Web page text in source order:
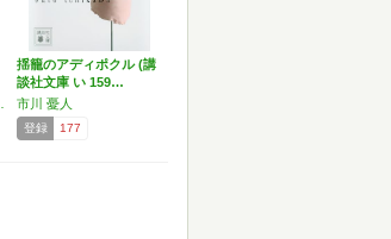
揺籠のアディポクル (講
談社文庫 い 159…
市川 憂人
登録 177